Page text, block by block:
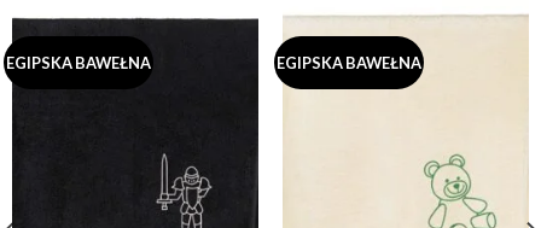
wiele
wariantów.
Opcje
stronie
produktu
ma
wiele
wariantów.
Opcje
stronie
produktu
EGIPSKA BAWEŁNA EGIPSKA BAWEŁNA